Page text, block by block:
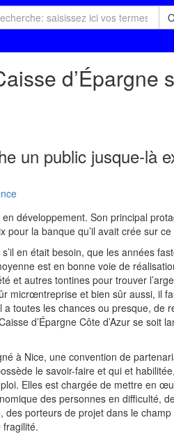
d’Épargne
un public jusque-là
développement. Son principal
pour la banque qu’il avait crée sur
en était besoin, que les années
est en bonne voie de
et autres tontines pour trouver
micrœntreprise et bien sûr aussi, il
a toutes les chances ou presque, de
d’Épargne Côte d’Azur se soit
à Nice, une convention de
le savoir-faire et qui et
Elles est chargée de mettre en
des personnes en difficulté,
porteurs de projet dans le